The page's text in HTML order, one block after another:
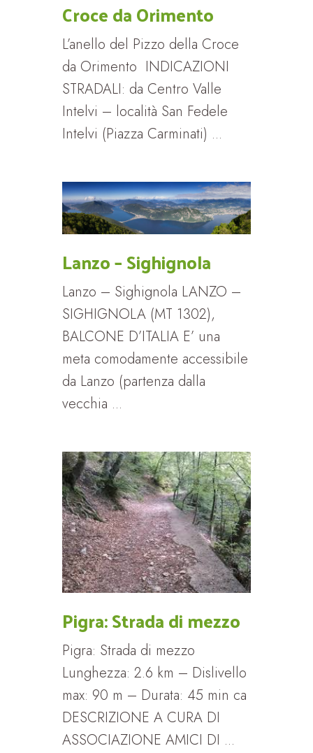
Croce da Orimento
L’anello del Pizzo della Croce
da Orimento INDICAZIONI
STRADALI: da Centro Valle
Intelvi – località San Fedele
Intelvi (Piazza Carminati) ...
Lanzo – Sighignola
Lanzo – Sighignola LANZO –
SIGHIGNOLA (MT 1302),
BALCONE D’ITALIA E’ una
meta comodamente accessibile
da Lanzo (partenza dalla
vecchia ...
Pigra: Strada di mezzo
Pigra: Strada di mezzo
Lunghezza: 2.6 km – Dislivello
max: 90 m – Durata: 45 min ca
DESCRIZIONE A CURA DI
ASSOCIAZIONE AMICI DI ...